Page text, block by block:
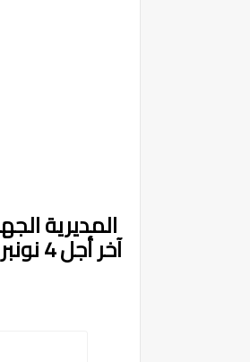
آخر أجل 4 نونبر 2022